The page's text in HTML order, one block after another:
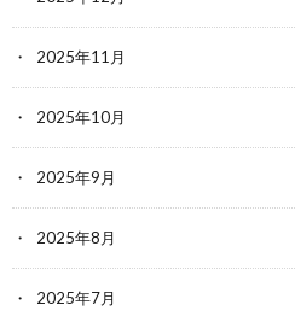
2025年11月
2025年10月
2025年9月
2025年8月
2025年7月